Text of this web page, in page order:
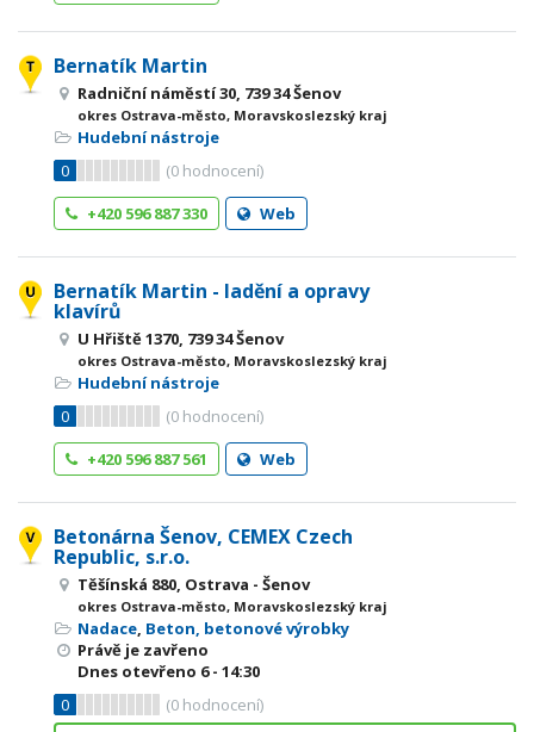
Bernatík Martin
Radniční náměstí 30, 739 34 Šenov
okres Ostrava-město, Moravskoslezský kraj
Hudební nástroje
0
(0 hodnocení)
+420 596 887 330
Web
Bernatík Martin - ladění a opravy
klavírů
U Hřiště 1370, 739 34 Šenov
okres Ostrava-město, Moravskoslezský kraj
Hudební nástroje
0
(0 hodnocení)
+420 596 887 561
Web
Betonárna Šenov, CEMEX Czech
Republic, s.r.o.
Těšínská 880, Ostrava - Šenov
okres Ostrava-město, Moravskoslezský kraj
Nadace, Beton, betonové výrobky
Právě je zavřeno
Dnes otevřeno 6 - 14:30
0
(0 hodnocení)